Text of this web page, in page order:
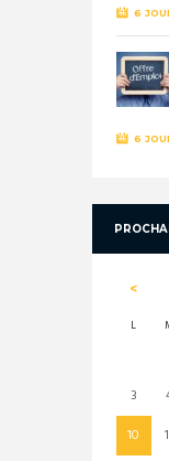
6
6
L
3
10